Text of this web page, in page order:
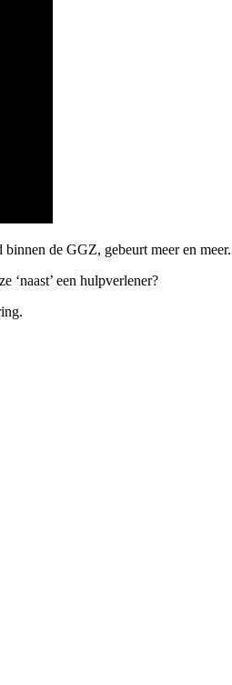
de GGZ, gebeurt meer en meer.
‘naast’ een hulpverlener?